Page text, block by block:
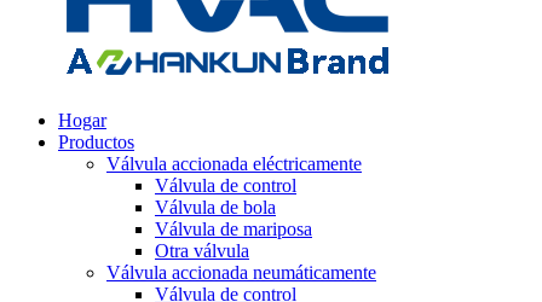
Hogar
Productos
Válvula accionada eléctricamente
Válvula de control
Válvula de bola
Válvula de mariposa
Otra válvula
Válvula accionada neumáticamente
Válvula de control